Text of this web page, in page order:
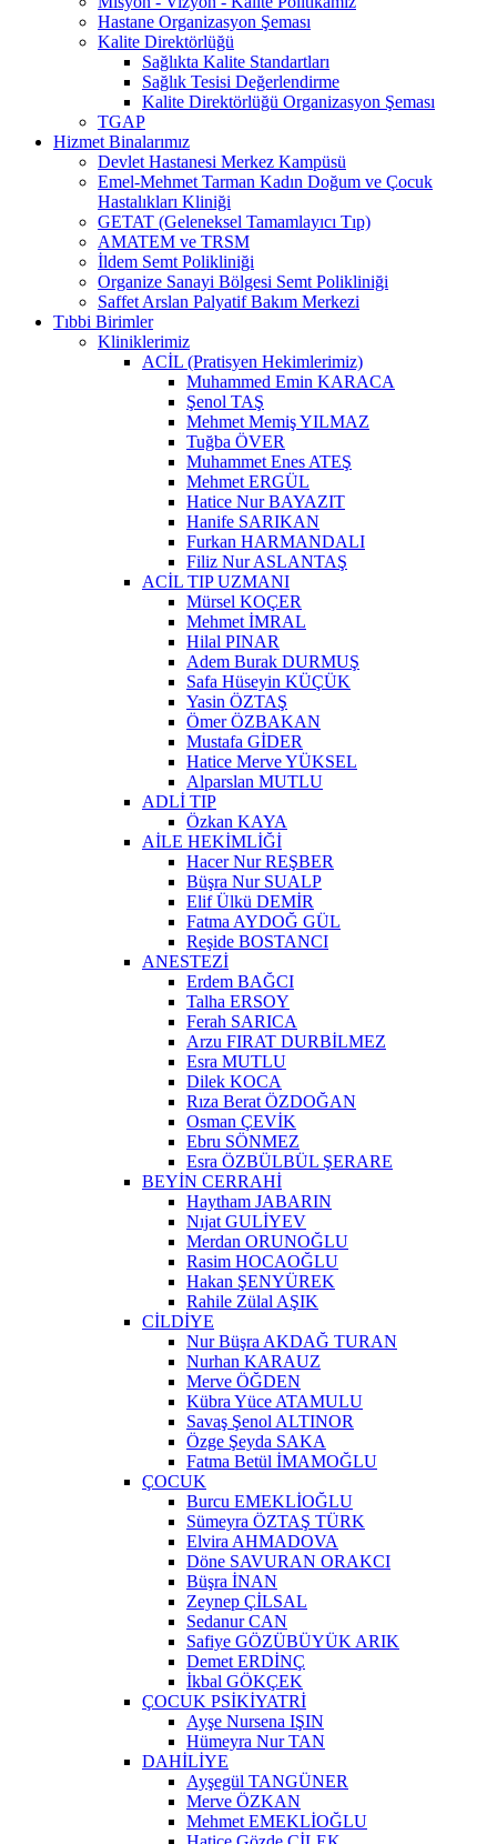
Hastane Organizasyon Şeması
Kalite Direktörlüğü
Sağlıkta Kalite Standartları
Sağlık Tesisi Değerlendirme
Kalite Direktörlüğü Organizasyon Şeması
TGAP
Hizmet Binalarımız
Devlet Hastanesi Merkez Kampüsü
Emel-Mehmet Tarman Kadın Doğum ve Çocuk
Hastalıkları Kliniği
GETAT (Geleneksel Tamamlayıcı Tıp)
AMATEM ve TRSM
İldem Semt Polikliniği
Organize Sanayi Bölgesi Semt Polikliniği
Saffet Arslan Palyatif Bakım Merkezi
Tıbbi Birimler
Kliniklerimiz
ACİL (Pratisyen Hekimlerimiz)
Muhammed Emin KARACA
Şenol TAŞ
Mehmet Memiş YILMAZ
Tuğba ÖVER
Muhammet Enes ATEŞ
Mehmet ERGÜL
Hatice Nur BAYAZIT
Hanife SARIKAN
Furkan HARMANDALI
Filiz Nur ASLANTAŞ
ACİL TIP UZMANI
Mürsel KOÇER
Mehmet İMRAL
Hilal PINAR
Adem Burak DURMUŞ
Safa Hüseyin KÜÇÜK
Yasin ÖZTAŞ
Ömer ÖZBAKAN
Mustafa GİDER
Hatice Merve YÜKSEL
Alparslan MUTLU
ADLİ TIP
Özkan KAYA
AİLE HEKİMLİĞİ
Hacer Nur REŞBER
Büşra Nur SUALP
Elif Ülkü DEMİR
Fatma AYDOĞ GÜL
Reşide BOSTANCI
ANESTEZİ
Erdem BAĞCI
Talha ERSOY
Ferah SARICA
Arzu FIRAT DURBİLMEZ
Esra MUTLU
Dilek KOCA
Rıza Berat ÖZDOĞAN
Osman ÇEVİK
Ebru SÖNMEZ
Esra ÖZBÜLBÜL ŞERARE
BEYİN CERRAHİ
Haytham JABARIN
Nıjat GULİYEV
Merdan ORUNOĞLU
Rasim HOCAOĞLU
Hakan ŞENYÜREK
Rahile Zülal AŞIK
CİLDİYE
Nur Büşra AKDAĞ TURAN
Nurhan KARAUZ
Merve ÖĞDEN
Kübra Yüce ATAMULU
Savaş Şenol ALTINOR
Özge Şeyda SAKA
Fatma Betül İMAMOĞLU
ÇOCUK
Burcu EMEKLİOĞLU
Sümeyra ÖZTAŞ TÜRK
Elvira AHMADOVA
Döne SAVURAN ORAKCI
Büşra İNAN
Zeynep ÇİLSAL
Sedanur CAN
Safiye GÖZÜBÜYÜK ARIK
Demet ERDİNÇ
İkbal GÖKÇEK
ÇOCUK PSİKİYATRİ
Ayşe Nursena IŞIN
Hümeyra Nur TAN
DAHİLİYE
Ayşegül TANGÜNER
Merve ÖZKAN
Mehmet EMEKLİOĞLU